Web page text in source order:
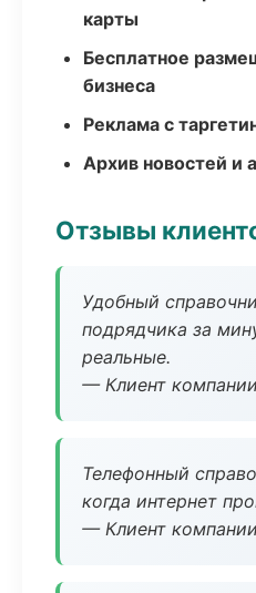
карты
Бесплатное
бизнеса
Реклама с
Архив новостей и
Отзывы
Удобный
подрядчика за
реальные.
— Клиент компании
Телефонный
когда интернет
— Клиент компании